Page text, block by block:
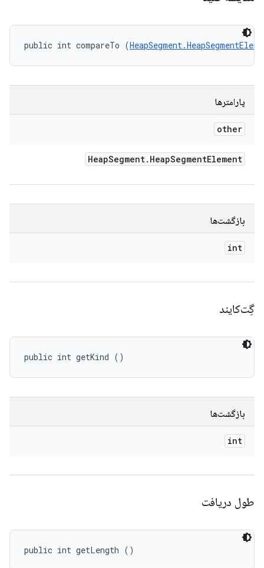
public int compareTo (
پارامترها
other
HeapSegment. HeapSegmentElement
بازگشت‌ها
int
گِت‌کایند
public int getKind ()
بازگشت‌ها
int
طول دریافت
public int getLength ()